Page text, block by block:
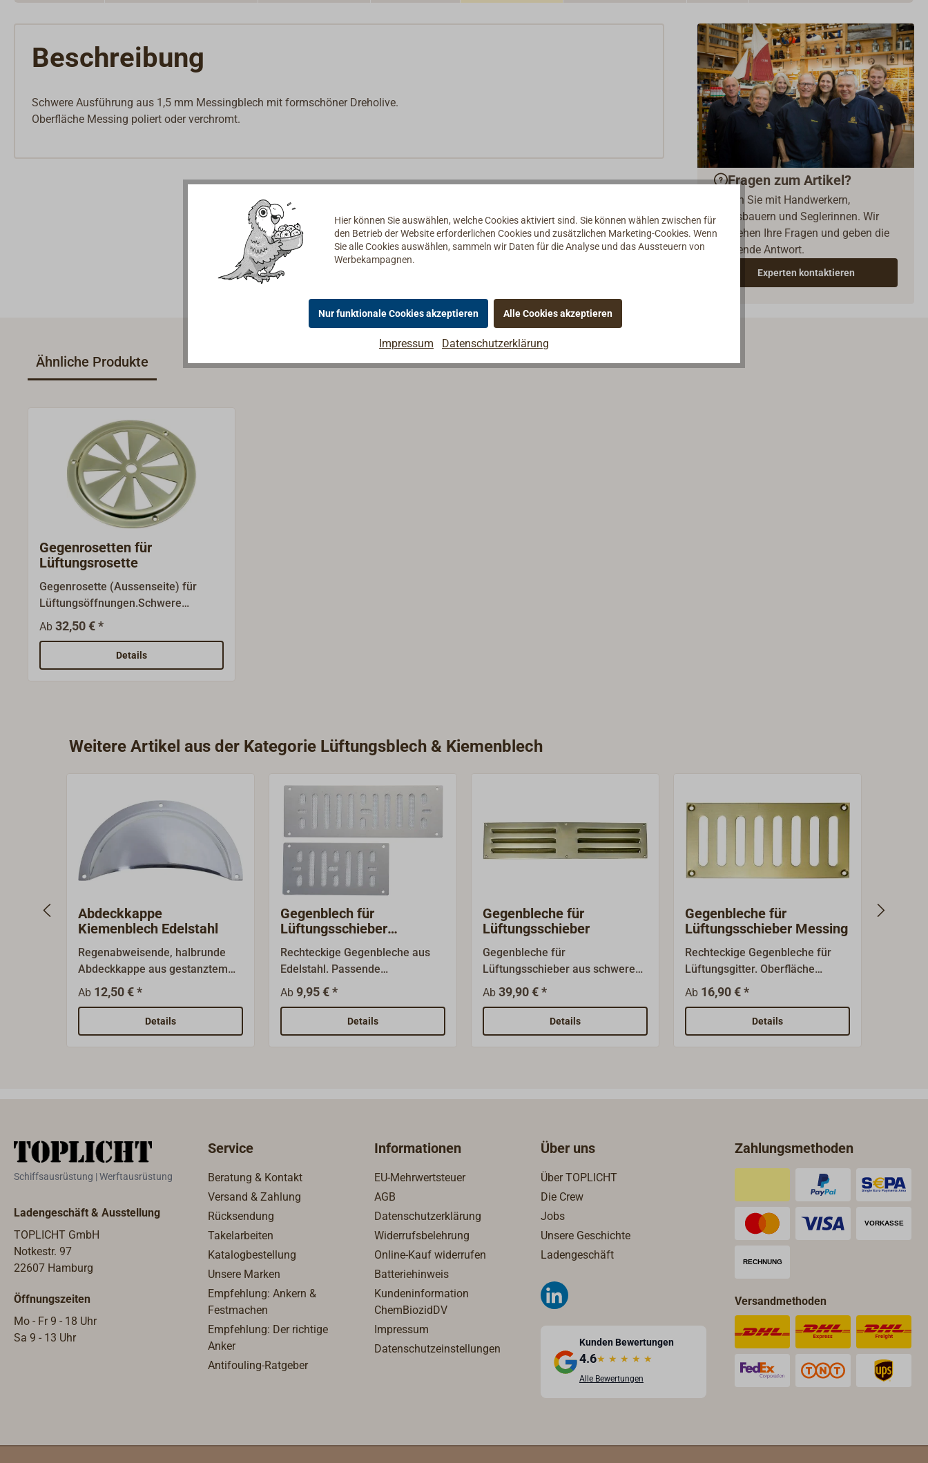
Beschreibung
Schwere Ausführung aus 1,5 mm Messingblech mit formschöner Dreholive.
Oberfläche Messing poliert oder verchromt.
Fragen zum Artikel?
Reden Sie mit Handwerkern,
Bootsbauern und Seglerinnen. Wir
verstehen Ihre Fragen und geben die
passende Antwort.
Experten kontaktieren
Ähnliche Produkte
Gegenrosetten für
Lüftungsrosette
Gegenrosette (Aussenseite) für
Lüftungsöffnungen.Schwere
Ausführung aus 1,5 mm
Messingblech.Oberfläche Messing
poliert oder verchromt.
Ab 32,50 € *
Details
Weitere Artikel aus der Kategorie Lüftungsblech & Kiemenblech
Abdeckkappe
Kiemenblech Edelstahl
Regenabweisende, halbrunde
Abdeckkappe aus gestanztem
und poliertem
Edelstahlblech.Passend zu den
Edelstahl-Kiemenblechen.
Ab 12,50 € *
Details
Gegenblech für
Lüftungsschieber
Edelstahl
Rechteckige Gegenbleche aus
Edelstahl. Passende
Lüftungsschieber sind lieferbar.
Ab 9,95 € *
Details
Gegenbleche für
Lüftungsschieber
Gegenbleche für
Lüftungsschieber aus schwerem
Messingblech mit polierter oder
verchromter Oberflächt.Die
Materialstärke beträgt 1,25 mm.
Ab 39,90 € *
Details
Gegenbleche für
Lüftungsschieber Messing
Rechteckige Gegenbleche für
Lüftungsgitter. Oberfläche
poliert. Passende
Lüftungsschieber sind lieferbar.
Ab 16,90 € *
Details
Schiffsausrüstung | Werftausrüstung
Ladengeschäft & Ausstellung
TOPLICHT GmbH
Notkestr. 97
22607 Hamburg
Öffnungszeiten
Mo - Fr 9 - 18 Uhr
Sa 9 - 13 Uhr
Service
Beratung & Kontakt
Versand & Zahlung
Rücksendung
Takelarbeiten
Katalogbestellung
Unsere Marken
Empfehlung: Ankern &
Festmachen
Empfehlung: Der richtige
Anker
Antifouling-Ratgeber
Informationen
EU-Mehrwertsteuer
AGB
Datenschutzerklärung
Widerrufsbelehrung
Online-Kauf widerrufen
Batteriehinweis
Kundeninformation
ChemBiozidDV
Impressum
Datenschutzeinstellungen
Über uns
Über TOPLICHT
Die Crew
Jobs
Unsere Geschichte
Ladengeschäft
Kunden Bewertungen
4.6★ ★ ★ ★ ★
Alle Bewertungen
Zahlungsmethoden
Versandmethoden
Hier können Sie auswählen, welche Cookies aktiviert sind. Sie können wählen zwischen für
den Betrieb der Website erforderlichen Cookies und zusätzlichen Marketing-Cookies. Wenn
Sie alle Cookies auswählen, sammeln wir Daten für die Analyse und das Aussteuern von
Werbekampagnen.
Nur funktionale Cookies akzeptieren Alle Cookies akzeptieren
Impressum Datenschutzerklärung